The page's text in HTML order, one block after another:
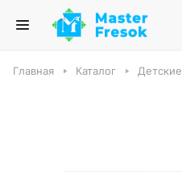
Главная Каталог Детские